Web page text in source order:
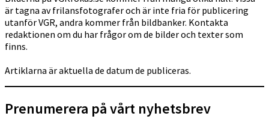
är tagna av frilansfotografer och är inte fria för publicering
utanför VGR, andra kommer från bildbanker. Kontakta
redaktionen om du har frågor om de bilder och texter som
finns.
Artiklarna är aktuella de datum de publiceras.
Prenumerera på vårt nyhetsbrev